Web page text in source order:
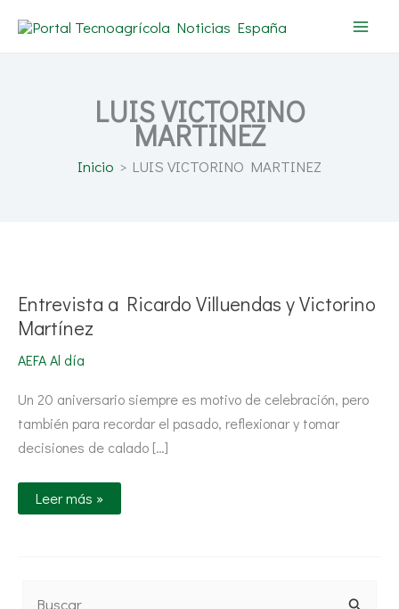
LUIS VICTORINO
MARTINEZ
Inicio LUIS VICTORINO MARTINEZ
Entrevista a Ricardo Villuendas y Victorino
Martínez
AEFA Al día
Un 20 aniversario siempre es motivo de celebración, pero
también para recordar el pasado, reflexionar y tomar
decisiones de calado […]
Villuendas
y
Victorino
Martínez
Leer más »